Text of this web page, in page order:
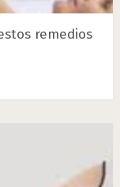
remedios